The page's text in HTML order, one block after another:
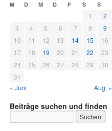
M D M D F S S
1
2
3
4 5 6 7 8
9
10
11 12 13 14 15
16
17
18 19 20 21 22
23
24
25 26 27 28 29
30
31
« Juni
Aug. »
Beiträge suchen und finden